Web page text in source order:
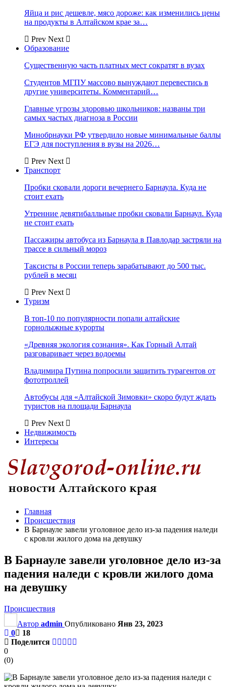
Яйца и рис дешевле, мясо дороже: как изменились цены
на продукты в Алтайском крае за…
Prev Next
Образование
Существенную часть платных мест сократят в вузах
Студентов МГПУ массово вынуждают перевестись в
другие университеты. Комментарий…
Главные угрозы здоровью школьников: названы три
самых частых диагноза в России
Минобрнауки РФ утвердило новые минимальные баллы
ЕГЭ для поступления в вузы на 2026…
Prev Next
Транспорт
Пробки сковали дороги вечернего Барнаула. Куда не
стоит ехать
Утренние девятибалльные пробки сковали Барнаул. Куда
не стоит ехать
Пассажиры автобуса из Барнаула в Павлодар застряли на
трассе в сильный мороз
Таксисты в России теперь зарабатывают до 500 тыс.
рублей в месяц
Prev Next
Туризм
В топ-10 по популярности попали алтайские
горнолыжные курорты
«Древняя экология сознания». Как Горный Алтай
разговаривает через водоемы
Владимира Путина попросили защитить турагентов от
фототроллей
Автобусы для «Алтайской Зимовки» скоро будут ждать
туристов на площади Барнаула
Prev Next
Недвижимость
Интересы
Главная
Происшествия
В Барнауле завели уголовное дело из-за падения наледи
с кровли жилого дома на девушку
В Барнауле завели уголовное дело из-за
падения наледи с кровли жилого дома
на девушку
Происшествия
Автор admin Опубликовано Янв 23, 2023
0
18
Поделится
0
(0)